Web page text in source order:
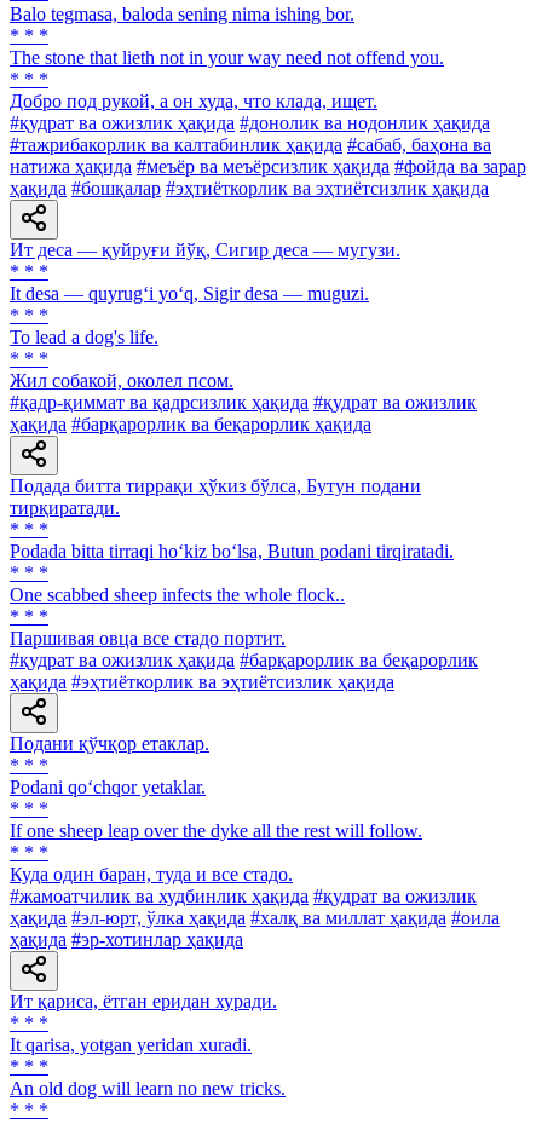
Balo tegmasa, baloda sening nima ishing bor.
* * *
The stone that lieth not in your way need not offend you.
* * *
Добро под рукой, а он худа, что клада, ищет.
#қудрат ва ожизлик ҳақида #донолик ва нодонлик ҳақида
#тажрибакорлик ва калтабинлик ҳақида #сабаб, баҳона ва
натижа ҳақида #меъёр ва меъёрсизлик ҳақида #фойда ва зарар
ҳақида #бошқалар #эҳтиёткорлик ва эҳтиётсизлик ҳақида
Ит деса — қуйруғи йўқ, Сигир деса — мугузи.
* * *
It desa — quyrug‘i yo‘q, Sigir desa — muguzi.
* * *
To lead a dog's life.
* * *
Жил собакой, околел псом.
#қадр-қиммат ва қадрсизлик ҳақида #қудрат ва ожизлик
ҳақида #барқарорлик ва беқарорлик ҳақида
Подада битта тиррақи ҳўкиз бўлса, Бутун подани
тирқиратади.
* * *
Podada bitta tirraqi ho‘kiz bo‘lsa, Butun podani tirqiratadi.
* * *
One scabbed sheep infects the whole flock..
* * *
Паршивая овца все стадо портит.
#қудрат ва ожизлик ҳақида #барқарорлик ва беқарорлик
ҳақида #эҳтиёткорлик ва эҳтиётсизлик ҳақида
Подани қўчқор етаклар.
* * *
Podani qo‘chqor yetaklar.
* * *
If one sheep leap over the dyke all the rest will follow.
* * *
Куда один баран, туда и все стадо.
#жамоатчилик ва худбинлик ҳақида #қудрат ва ожизлик
ҳақида #эл-юрт, ўлка ҳақида #халқ ва миллат ҳақида #оила
ҳақида #эр-хотинлар ҳақида
Ит қариса, ётган еридан хуради.
* * *
It qarisa, yotgan yeridan xuradi.
* * *
An old dog will learn no new tricks.
* * *